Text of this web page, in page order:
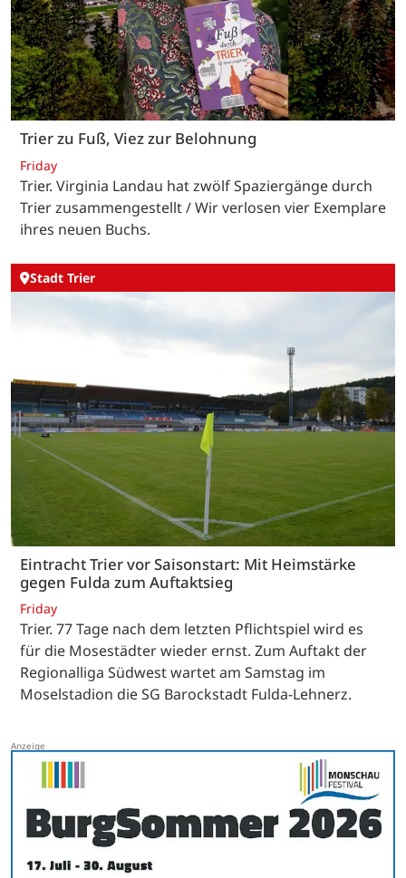
Trier zu Fuß, Viez zur Belohnung
Friday
Trier. Virginia Landau hat zwölf Spaziergänge durch
Trier zusammengestellt / Wir verlosen vier Exemplare
ihres neuen Buchs.
Stadt Trier
Eintracht Trier vor Saisonstart: Mit Heimstärke
gegen Fulda zum Auftaktsieg
Friday
Trier. 77 Tage nach dem letzten Pflichtspiel wird es
für die Mosestädter wieder ernst. Zum Auftakt der
Regionalliga Südwest wartet am Samstag im
Moselstadion die SG Barockstadt Fulda-Lehnerz.